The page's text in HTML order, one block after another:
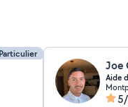
Particulier
Aide